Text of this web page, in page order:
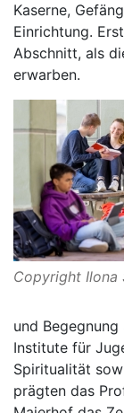
Kaserne,
Einrichtung.
Abschnitt, als
erwarben.
Copyright Ilona
und
Institute für
Spiritualität
prägten das